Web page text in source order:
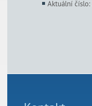
Aktuální číslo: